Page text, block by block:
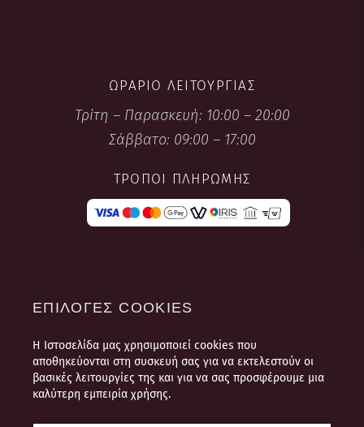
ΩΡΆΡΙΟ ΛΕΙΤΟΥΡΓΊΑΣ
Τρίτη – Παρασκευή: 10:00 – 20:00
Σάββατο: 09:00 – 17:00
ΤΡΌΠΟΙ ΠΛΗΡΩΜΉΣ
ΌΡΟΙ ΧΡΉΣΗΣ
ΠΛΗΡΟΦΟΡΊΕΣ ΠΛΗΡΩΜΉΣ ΚΑΙ
ΑΠΟΣΤΟΛΉΣ
ΕΠΙΛΟΓΈΣ COOKIES
Η Ιστοσελίδα μας χρησιμοποιεί cookies που
αποθηκεύονται στη συσκευή σας για να εκτελεστούν οι
βασικές λειτουργίες της και για να σας προσφέρουμε μια
καλύτερη εμπειρία χρήσης.